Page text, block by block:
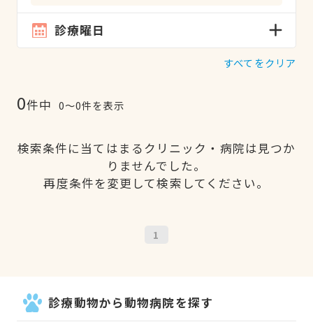
診療曜日
すべてをクリア
0件中 0〜0件を表示
検索条件に当てはまるクリニック・病院は見つか
りませんでした。
再度条件を変更して検索してください。
1
診療動物から動物病院を探す